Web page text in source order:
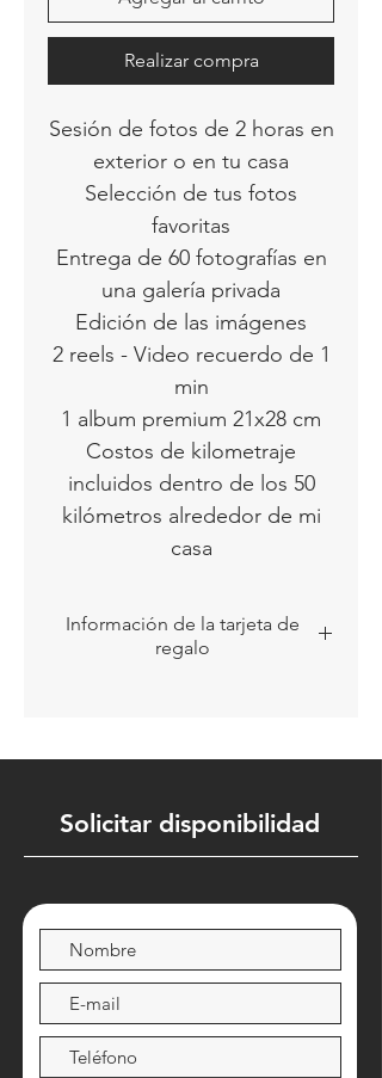
Realizar compra
Sesión de fotos de 2 horas en
exterior o en tu casa
Selección de tus fotos
favoritas
Entrega de 60 fotografías en
una galería privada
Edición de las imágenes
2 reels - Video recuerdo de 1
min
1 album premium 21x28 cm
Costos de kilometraje
incluidos dentro de los 50
kilómetros alrededor de mi
casa
Información de la tarjeta de
regalo
La tarjeta de regalo tiene una
pedido, no es canjeable ni
reembolsable.
Solicitar disponibilidad